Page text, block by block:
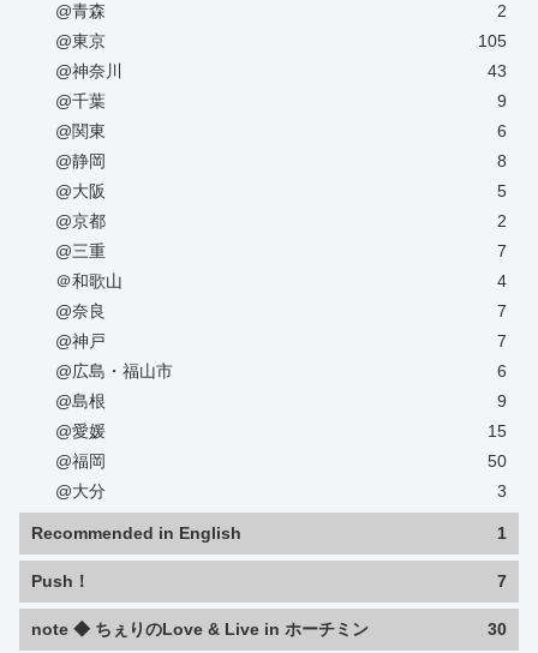
@青森
2
@東京
105
@神奈川
43
@千葉
9
@関東
6
@静岡
8
@大阪
5
@京都
2
@三重
7
＠和歌山
4
@奈良
7
@神戸
7
@広島・福山市
6
@島根
9
@愛媛
15
@福岡
50
@大分
3
Recommended in English 1
Push！ 7
note ◆ ちぇりのLove & Live in ホーチミン 30